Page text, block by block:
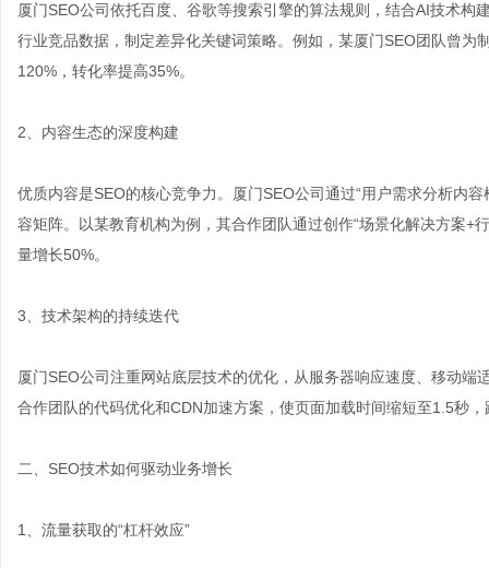
厦门SEO公司依托百度、谷歌等搜索引擎的算法规则，结合AI技术
行业竞品数据，制定差异化关键词策略。例如，某厦门SEO团队曾为
120%，转化率提高35%。
2、内容生态的深度构建
优质内容是SEO的核心竞争力。厦门SEO公司通过“用户需求分析内
容矩阵。以某教育机构为例，其合作团队通过创作“场景化解决方案+
量增长50%。
3、技术架构的持续迭代
厦门SEO公司注重网站底层技术的优化，从服务器响应速度、移动
合作团队的代码优化和CDN加速方案，使页面加载时间缩短至1.5秒
二、SEO技术如何驱动业务增长
1、流量获取的“杠杆效应”